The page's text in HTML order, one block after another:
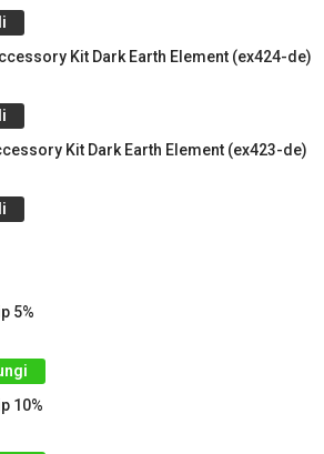
Kit Dark Earth Element (ex424-de)
Kit Dark Earth Element (ex423-de)
5%
10%